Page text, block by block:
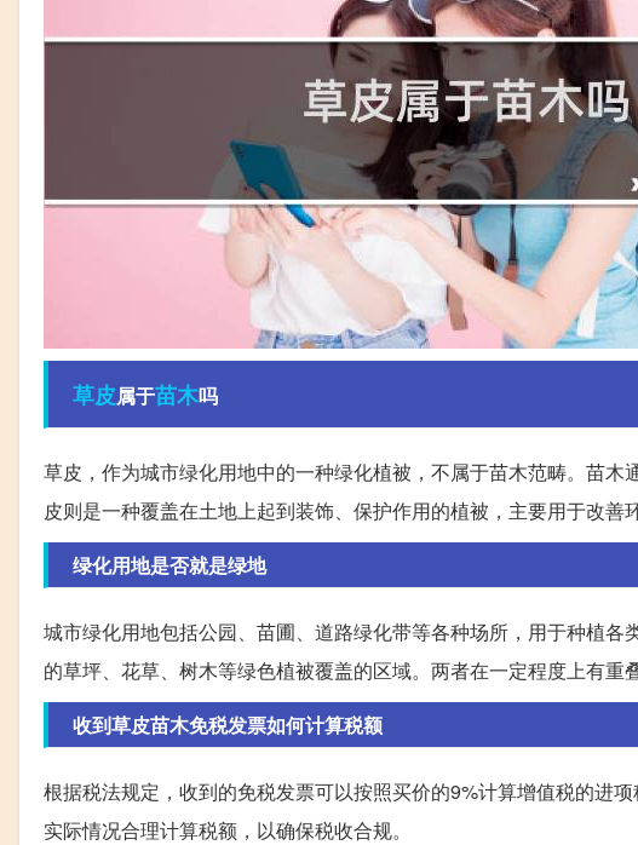
草皮属于苗木吗
草皮，作为城市绿化用地中的一种绿化植被，不属于苗木范畴。苗
皮则是一种覆盖在土地上起到装饰、保护作用的植被，主要用于改善
绿化用地是否就是绿地
城市绿化用地包括公园、苗圃、道路绿化带等各种场所，用于种植
的草坪、花草、树木等绿色植被覆盖的区域。两者在一定程度上有重
收到草皮苗木免税发票如何计算税额
根据税法规定，收到的免税发票可以按照买价的9%计算增值税的进
实际情况合理计算税额，以确保税收合规。